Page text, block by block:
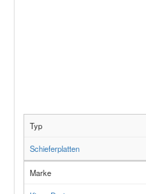
Typ
Schieferplatten
Marke